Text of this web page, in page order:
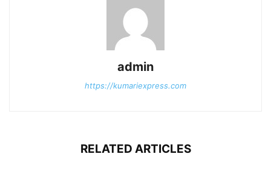
admin
https://kumariexpress.com
RELATED ARTICLES